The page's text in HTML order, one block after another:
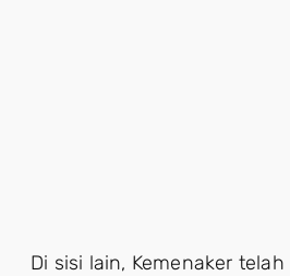
Di sisi lain, Kemenaker